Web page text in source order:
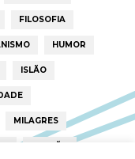
FILOSOFIA
HUMOR
ISLÃO
MILAGRES
OPINIÃO